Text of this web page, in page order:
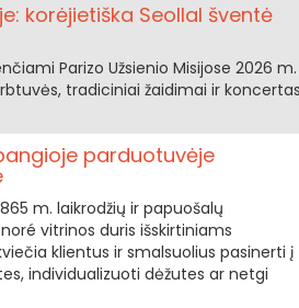
korėjietiška Seollal šventė
Parizo Užsienio Misijose 2026 m.
tradiciniai žaidimai ir
parduotuvėje
m. laikrodžių ir papuošalų
vitrinos duris išskirtiniams
klientus ir smalsuolius pasinerti į
individualizuoti dėžutes ar netgi